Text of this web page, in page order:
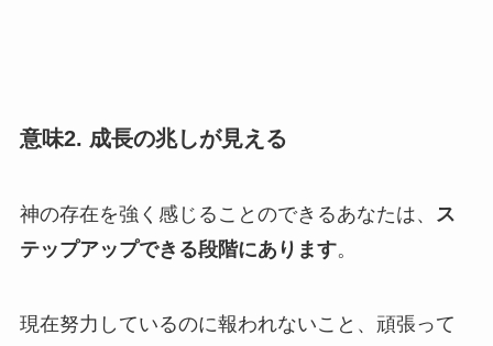
意味2. 成長の兆しが見える
神の存在を強く感じることのできるあなたは、
ス
テップアップできる段階にあります。
現在努力しているのに報われないこと、頑張って